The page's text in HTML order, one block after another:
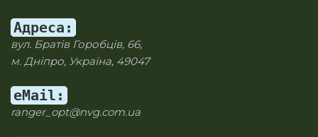
Адреса:
вул. Братів Горобців, 66,
м. Дніпро, Україна, 49047
eMail:
ranger_opt@nvg.com.ua